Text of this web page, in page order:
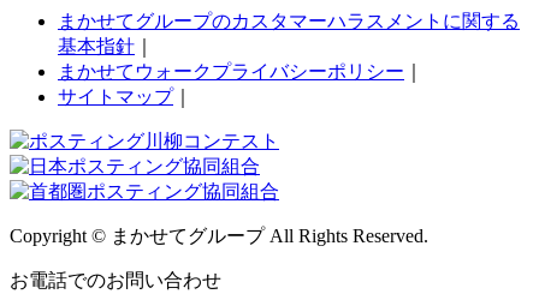
まかせてグループのカスタマーハラスメントに関する
基本指針
まかせてウォークプライバシーポリシー
サイトマップ｜
Copyright © まかせてグループ All Rights Reserved.
お電話でのお問い合わせ